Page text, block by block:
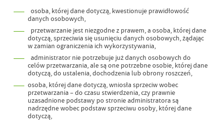
osoba, której dane dotyczą, kwestionuje prawidłowość
danych osobowych,
przetwarzanie jest niezgodne z prawem, a osoba, której dane
dotyczą, sprzeciwia się usunięciu danych osobowych, żądając
w zamian ograniczenia ich wykorzystywania,
administrator nie potrzebuje już danych osobowych do
celów przetwarzania, ale są one potrzebne osobie, której dane
dotyczą, do ustalenia, dochodzenia lub obrony roszczeń,
osoba, której dane dotyczą, wniosła sprzeciw wobec
przetwarzania – do czasu stwierdzenia, czy prawnie
uzasadnione podstawy po stronie administratora są
nadrzędne wobec podstaw sprzeciwu osoby, której dane
dotyczą,